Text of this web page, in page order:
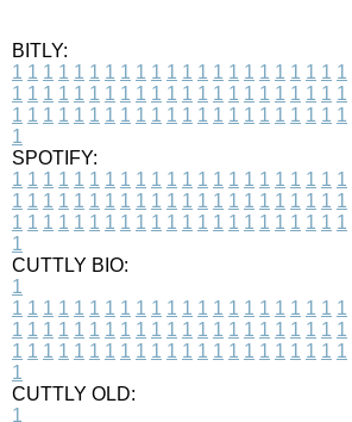
BITLY:
1 1 1 1 1 1 1 1 1 1 1 1 1 1 1 1 1 1 1 1 1 1
1 1 1 1 1 1 1 1 1 1 1 1 1 1 1 1 1 1 1 1 1 1
1 1 1 1 1 1 1 1 1 1 1 1 1 1 1 1 1 1 1 1 1 1
1
SPOTIFY:
1 1 1 1 1 1 1 1 1 1 1 1 1 1 1 1 1 1 1 1 1 1
1 1 1 1 1 1 1 1 1 1 1 1 1 1 1 1 1 1 1 1 1 1
1 1 1 1 1 1 1 1 1 1 1 1 1 1 1 1 1 1 1 1 1 1
1
CUTTLY BIO:
1
1 1 1 1 1 1 1 1 1 1 1 1 1 1 1 1 1 1 1 1 1 1
1 1 1 1 1 1 1 1 1 1 1 1 1 1 1 1 1 1 1 1 1 1
1 1 1 1 1 1 1 1 1 1 1 1 1 1 1 1 1 1 1 1 1 1
1
CUTTLY OLD:
1